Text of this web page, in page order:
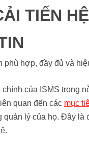
TIẾN
hợp, đầy đủ và
của ISMS trong
quan đến các mục
quản lý của họ. Đây